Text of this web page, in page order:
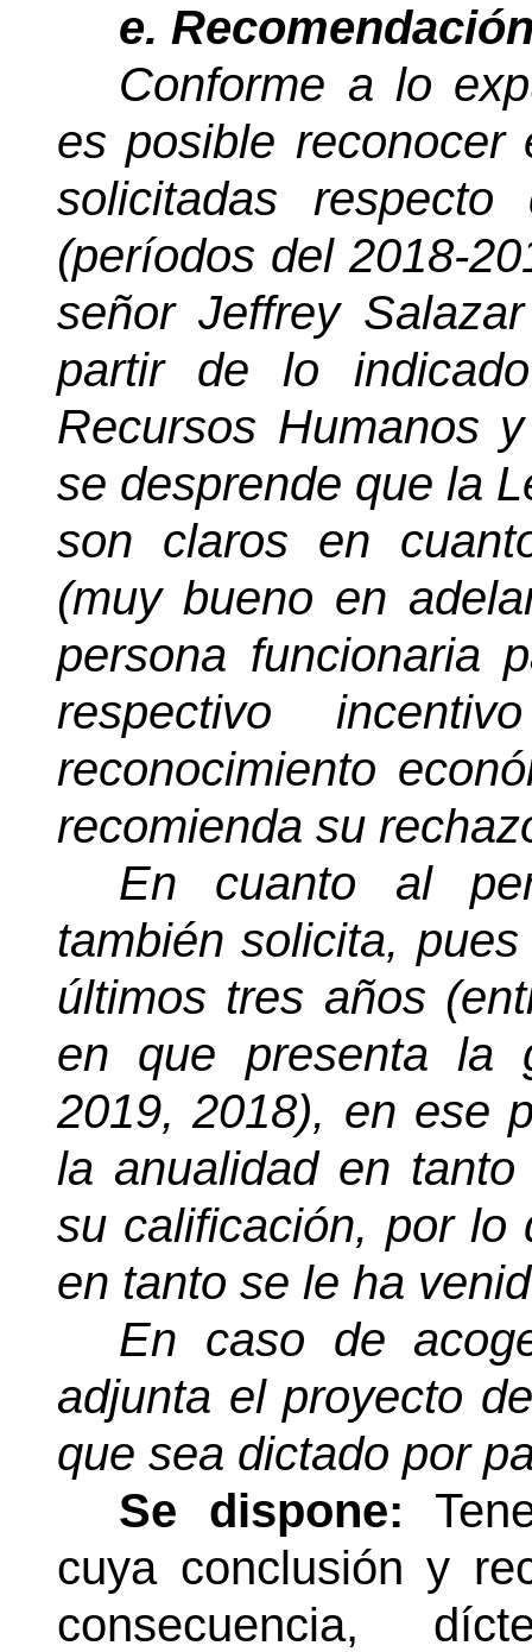
e.
Conforme a lo
es posible reconocer
solicitadas
(períodos del 2018-
señor Jeffrey
partir de lo
Recursos Humanos
se desprende que la
son claros en
(muy bueno en
persona funcionaria
respectivo
reconocimiento
recomienda su
En cuanto al
también solicita,
últimos tres años
en que presenta la
2019, 2018), en ese
la anualidad en
su calificación, por lo
en tanto se le ha
En caso de
adjunta el proyecto
que sea dictado por
Se dispone:
cuya conclusión y
consecuencia,